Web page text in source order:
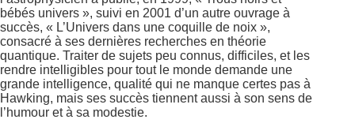
bébés univers », suivi en 2001 d’un autre ouvrage à
succès, « L’Univers dans une coquille de noix »,
consacré à ses dernières recherches en théorie
quantique. Traiter de sujets peu connus, difficiles, et les
rendre intelligibles pour tout le monde demande une
grande intelligence, qualité qui ne manque certes pas à
Hawking, mais ses succès tiennent aussi à son sens de
l’humour et à sa modestie.